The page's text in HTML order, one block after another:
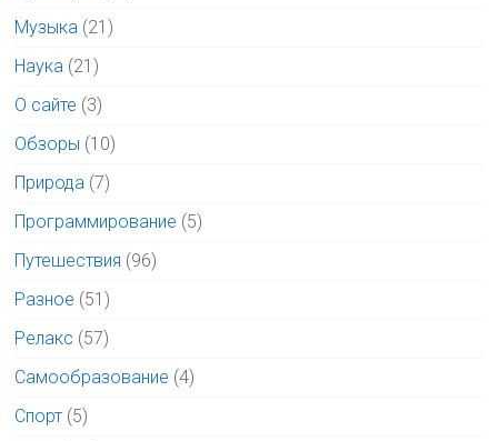
Музыка (21)
Наука (21)
О сайте (3)
Обзоры (10)
Природа (7)
Программирование (5)
Путешествия (96)
Разное (51)
Релакс (57)
Самообразование (4)
Спорт (5)